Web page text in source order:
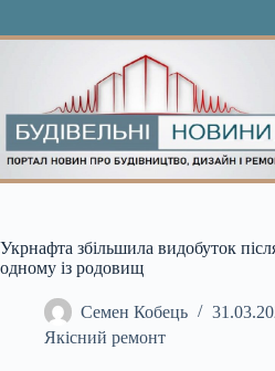
Укрнафта збільшила видобуток
одному із родовищ
Семен Кобець
Якісний ремонт